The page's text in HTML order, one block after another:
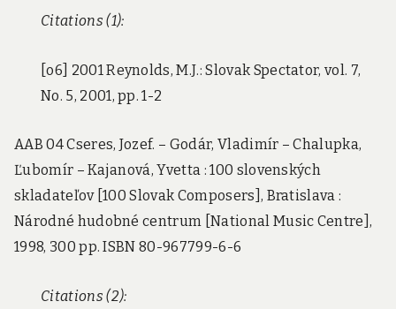
Citations (1):
[o6] 2001 Reynolds, M.J.: Slovak Spectator, vol. 7,
No. 5, 2001, pp. 1-2
AAB 04 Cseres, Jozef. – Godár, Vladimír – Chalupka,
Ľubomír – Kajanová, Yvetta : 100 slovenských
skladateľov [100 Slovak Composers], Bratislava :
Národné hudobné centrum [National Music Centre],
1998, 300 pp. ISBN 80-967799-6-6
Citations (2):